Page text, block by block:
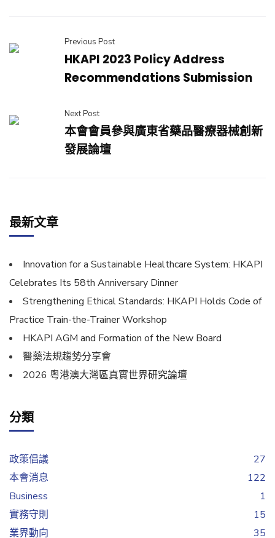
Previous Post
HKAPI 2023 Policy Address
Recommendations Submission
Next Post
本會會員參與廣東省藥品醫療器械創新
發展論壇
最新文章
Innovation for a Sustainable Healthcare System: HKAPI
Celebrates Its 58th Anniversary Dinner
Strengthening Ethical Standards: HKAPI Holds Code of
Practice Train-the-Trainer Workshop
HKAPI AGM and Formation of the New Board
醫藥法規趨勢分享會
2026 粵港澳大灣區真實世界研究論壇
分類
政策倡議
27
本會消息
122
Business
1
實務守則
15
業界動向
35